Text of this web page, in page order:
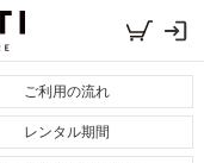
ご利用の流れ
レンタル期間